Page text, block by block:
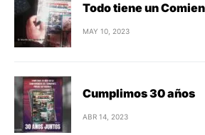
Todo tiene un
MAY 10, 2023
Cumplimos 30 años
ABR 14, 2023